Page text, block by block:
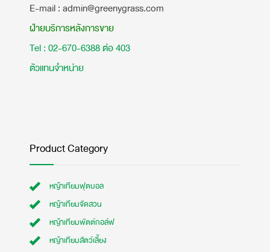
E-mail : admin@greenygrass.com
ฝ่ายบริการหลังการขาย
Tel : 02-670-6388 ต่อ 403
ตัวแทนจำหน่าย
Product Category
หญ้าเทียมฟุตบอล
หญ้าเทียมจัดสวน
หญ้าเทียมพัตต์กอล์ฟ
หญ้าเทียมสัตว์เลี้ยง